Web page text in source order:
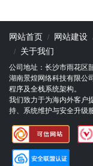
网站首页 网站建设
关于我们
公司地址：长沙市雨花区
湖南景煌网络科技有限公
程序及全栈系统架构。
我们致力于为海内外客户
持、系统维护与安全升级